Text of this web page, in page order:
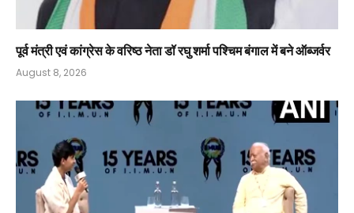
पूर्व मंत्री एवं कांग्रेस के वरिष्ठ नेता डॉ रघु शर्मा पश्चिम बंगाल में बने ऑब्जर्वर
August 8, 2026